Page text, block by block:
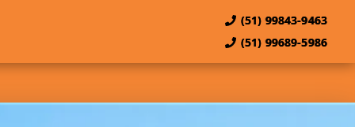
(51) 99843-9463
(51) 99689-5986